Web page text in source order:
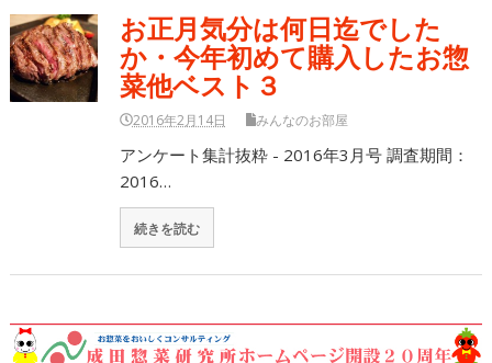
お正月気分は何日迄でした
か・今年初めて購入したお惣
菜他ベスト３
2016年2月14日 みんなのお部屋
アンケート集計抜粋 - 2016年3月号 調査期間：
2016…
続きを読む